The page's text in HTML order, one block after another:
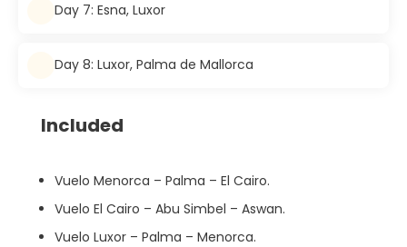
Day 7: Esna, Luxor
Day 8: Luxor, Palma de Mallorca
Included
Vuelo Menorca – Palma – El Cairo.
Vuelo El Cairo – Abu Simbel – Aswan.
Vuelo Luxor – Palma – Menorca.